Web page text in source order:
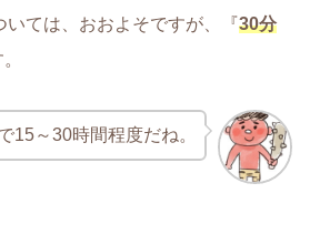
いては、おおよそですが、『30分
15～30時間程度だね。